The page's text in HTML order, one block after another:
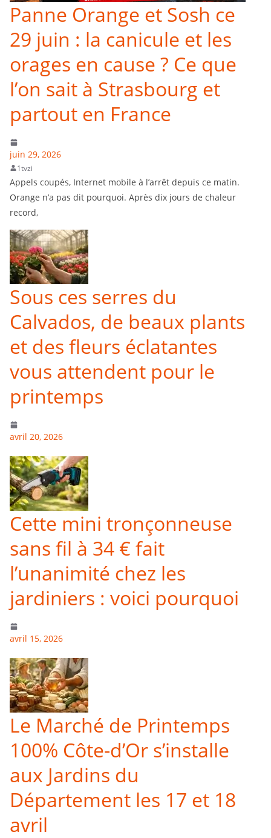
Panne Orange et Sosh ce
29 juin : la canicule et les
orages en cause ? Ce que
l’on sait à Strasbourg et
partout en France
juin 29, 2026
1tvzi
Appels coupés, Internet mobile à l’arrêt depuis ce matin.
Orange n’a pas dit pourquoi. Après dix jours de chaleur
record,
Sous ces serres du
Calvados, de beaux plants
et des fleurs éclatantes
vous attendent pour le
printemps
avril 20, 2026
Cette mini tronçonneuse
sans fil à 34 € fait
l’unanimité chez les
jardiniers : voici pourquoi
avril 15, 2026
Le Marché de Printemps
100% Côte-d’Or s’installe
aux Jardins du
Département les 17 et 18
avril